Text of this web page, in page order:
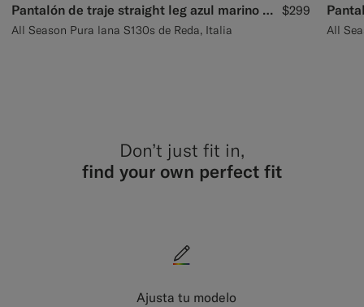
Pantalón de traje straight leg azul marino ojo de perdiz
All Season Pura lana S130s de Reda, Italia
$299
All
Don’t just fit in,
find your own perfect fit
Ajusta tu modelo